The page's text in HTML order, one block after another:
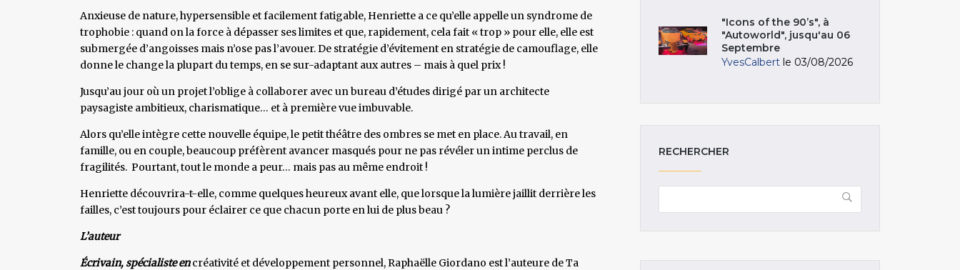
Anxieuse de nature, hypersensible et facilement fatigable, Henriette a ce qu’elle appelle un syndrome de
trophobie : quand on la force à dépasser ses limites et que, rapidement, cela fait « trop » pour elle, elle est
submergée d’angoisses mais n’ose pas l’avouer. De stratégie d’évitement en stratégie de camouflage, elle
donne le change la plupart du temps, en se sur-adaptant aux autres – mais à quel prix !
Jusqu’au jour où un projet l’oblige à collaborer avec un bureau d’études dirigé par un architecte
paysagiste ambitieux, charismatique… et à première vue imbuvable.
Alors qu’elle intègre cette nouvelle équipe, le petit théâtre des ombres se met en place. Au travail, en
famille, ou en couple, beaucoup préfèrent avancer masqués pour ne pas révéler un intime perclus de
fragilités. Pourtant, tout le monde a peur… mais pas au même endroit !
Henriette découvrira-t-elle, comme quelques heureux avant elle, que lorsque la lumière jaillit derrière les
failles, c’est toujours pour éclairer ce que chacun porte en lui de plus beau ?
L’auteur
Écrivain, spécialiste encréativité et développement personnel, Raphaëlle Giordano est l’auteure de Ta
"Icons of the 90’s", à
"Autoworld", jusqu'au 06
Septembre
YvesCalbert le 03/08/2026
RECHERCHER